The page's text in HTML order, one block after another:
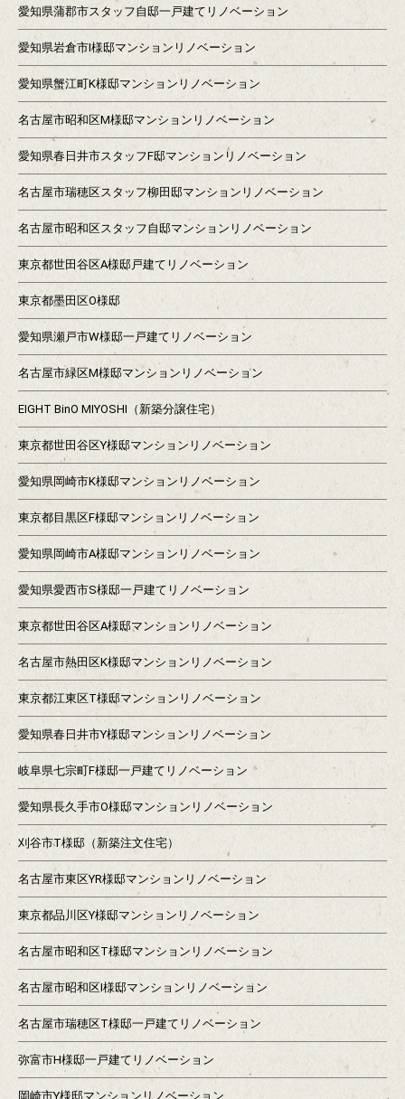
愛知県蒲郡市スタッフ自邸一戸建てリノベーション
愛知県岩倉市I様邸マンションリノベーション
愛知県蟹江町K様邸マンションリノベーション
名古屋市昭和区M様邸マンションリノベーション
愛知県春日井市スタッフF邸マンションリノベーション
名古屋市瑞穂区スタッフ柳田邸マンションリノベーション
名古屋市昭和区スタッフ自邸マンションリノベーション
東京都世田谷区A様邸戸建てリノベーション
東京都墨田区O様邸
愛知県瀬戸市W様邸一戸建てリノベーション
名古屋市緑区M様邸マンションリノベーション
EIGHT BinO MIYOSHI（新築分譲住宅）
東京都世田谷区Y様邸マンションリノベーション
愛知県岡崎市K様邸マンションリノベーション
東京都目黒区F様邸マンションリノベーション
愛知県岡崎市A様邸マンションリノベーション
愛知県愛西市S様邸一戸建てリノベーション
東京都世田谷区A様邸マンションリノベーション
名古屋市熱田区K様邸マンションリノベーション
東京都江東区T様邸マンションリノベーション
愛知県春日井市Y様邸マンションリノベーション
岐阜県七宗町F様邸一戸建てリノベーション
愛知県長久手市O様邸マンションリノベーション
刈谷市T様邸（新築注文住宅）
名古屋市東区YR様邸マンションリノベーション
東京都品川区Y様邸マンションリノベーション
名古屋市昭和区T様邸マンションリノベーション
名古屋市昭和区I様邸マンションリノベーション
名古屋市瑞穂区T様邸一戸建てリノベーション
弥富市H様邸一戸建てリノベーション
岡崎市Y様邸マンションリノベーション